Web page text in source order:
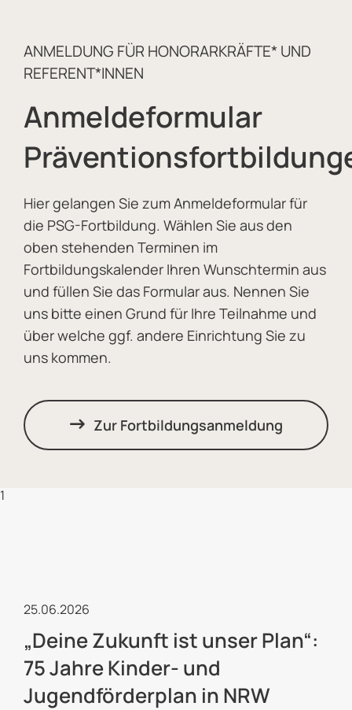
ANMELDUNG FÜR HONORARKRÄFTE* UND
REFERENT*INNEN
Anmeldeformular
Hier gelangen Sie zum Anmeldeformular für
die PSG-Fortbildung. Wählen Sie aus den
oben stehenden Terminen im
Fortbildungskalender Ihren Wunschtermin aus
und füllen Sie das Formular aus. Nennen Sie
uns bitte einen Grund für Ihre Teilnahme und
über welche ggf. andere Einrichtung Sie zu
uns kommen.
Zur Fortbildungsanmeldung
1
25.06.2026
„Deine Zukunft ist unser Plan“:
75 Jahre Kinder- und
Jugendförderplan in NRW